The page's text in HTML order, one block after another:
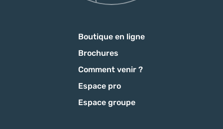
Boutique en ligne
Brochures
Comment venir ?
Espace pro
Espace groupe